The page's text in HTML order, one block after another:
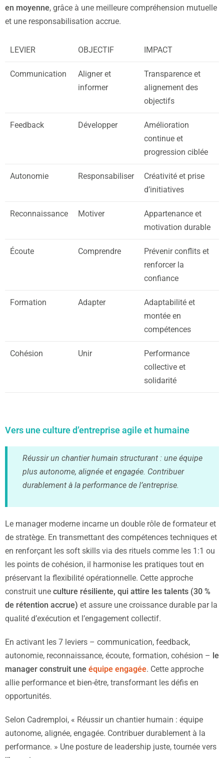
en moyenne, grâce à une meilleure compréhension mutuelle
et une responsabilisation accrue.
LEVIER OBJECTIF IMPACT
Communication
Aligner et
informer
Transparence et
alignement des
objectifs
Feedback Développer
Amélioration
continue et
progression ciblée
Autonomie Responsabiliser
Créativité et prise
d’initiatives
Reconnaissance Motiver
Appartenance et
motivation durable
Écoute Comprendre
Prévenir conflits et
renforcer la
confiance
Formation Adapter
Adaptabilité et
montée en
compétences
Cohésion Unir
Performance
collective et
solidarité
Vers une culture d’entreprise agile et humaine
Réussir un chantier humain structurant : une équipe
plus autonome, alignée et engagée. Contribuer
durablement à la performance de l’entreprise.
Le manager moderne incarne un double rôle de formateur et
de stratège. En transmettant des compétences techniques et
en renforçant les soft skills via des rituels comme les 1:1 ou
les points de cohésion, il harmonise les pratiques tout en
préservant la flexibilité opérationnelle. Cette approche
construit une culture résiliente, qui attire les talents (30 %
de rétention accrue) et assure une croissance durable par la
qualité d’exécution et l’engagement collectif.
En activant les 7 leviers – communication, feedback,
autonomie, reconnaissance, écoute, formation, cohésion – le
manager construit une équipe engagée. Cette approche
allie performance et bien-être, transformant les défis en
opportunités.
Selon Cadremploi, « Réussir un chantier humain : équipe
autonome, alignée, engagée. Contribuer durablement à la
performance. » Une posture de leadership juste, tournée vers